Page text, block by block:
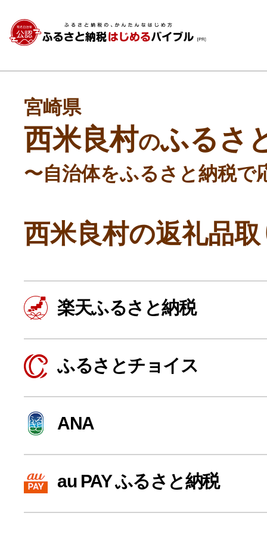
よく見られている返礼品
ふるさと納税徹底比較
宮崎県
西米良村のふるさ
〜自治体をふるさと納税で
西米良村の返礼品
楽天ふるさと納税
ふるさとチョイス
ANA
au PAY ふるさと納税